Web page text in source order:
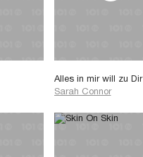
Alles in mir will zu Dir
Sarah Connor